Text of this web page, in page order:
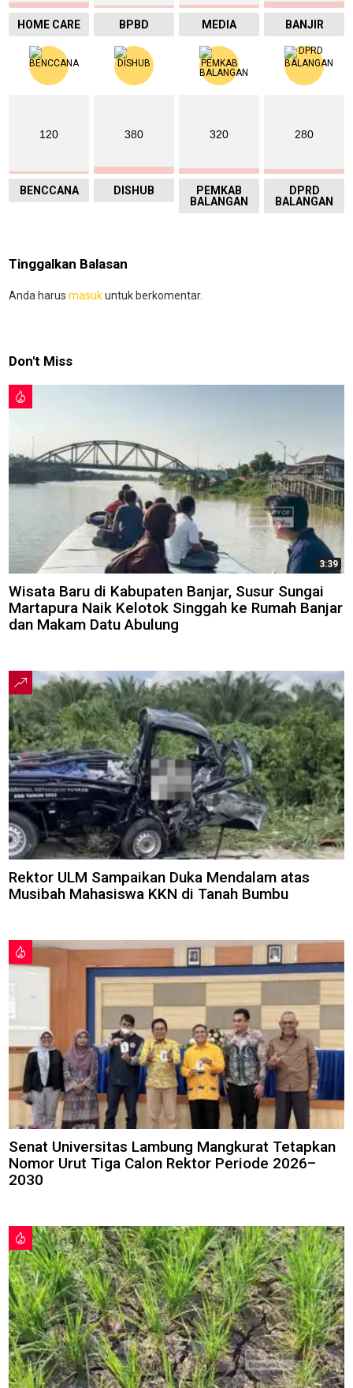
HOME CARE BPBD MEDIA BANJIR
120
BENCCANA
380
DISHUB
320
PEMKAB
BALANGAN
280
DPRD
BALANGAN
Tinggalkan Balasan
Anda harus masukuntuk berkomentar.
Don't Miss
3:39
Wisata Baru di Kabupaten Banjar, Susur Sungai
Martapura Naik Kelotok Singgah ke Rumah Banjar
dan Makam Datu Abulung
Rektor ULM Sampaikan Duka Mendalam atas
Musibah Mahasiswa KKN di Tanah Bumbu
Senat Universitas Lambung Mangkurat Tetapkan
Nomor Urut Tiga Calon Rektor Periode 2026–
2030